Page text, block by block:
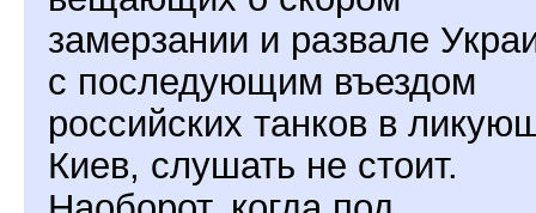
замерзании и развале
с последующим въездом
российских танков в
Киев, слушать не стоит.